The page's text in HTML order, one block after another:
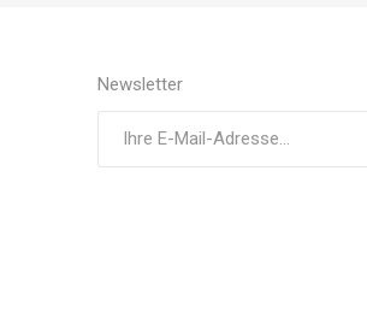
Newsletter